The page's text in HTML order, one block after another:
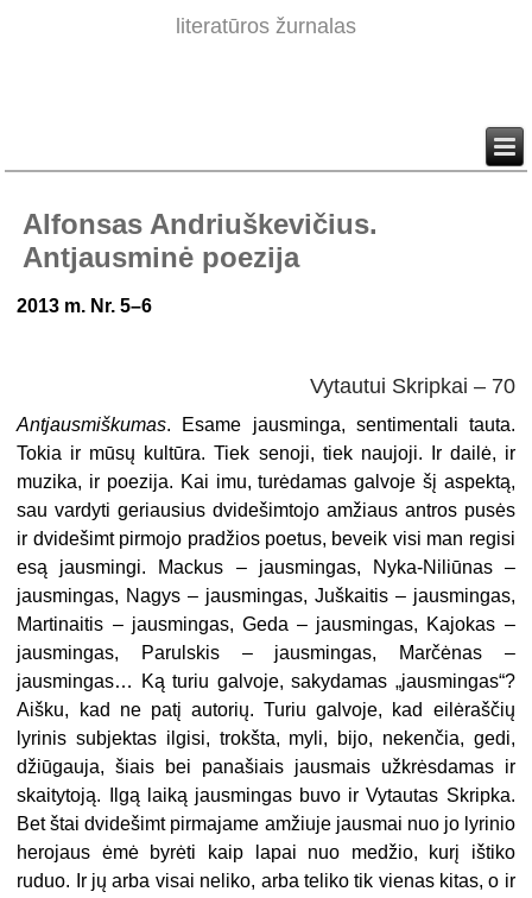
literatūros žurnalas
Alfonsas Andriuškevičius.
Antjausminė poezija
2013 m. Nr. 5–6
Vytautui Skripkai – 70
Antjausmiškumas. Esame jausminga, sentimentali tauta.
Tokia ir mūsų kultūra. Tiek senoji, tiek naujoji. Ir dailė, ir
muzika, ir poezija. Kai imu, turėdamas galvoje šį aspektą,
sau vardyti geriausius dvidešimtojo amžiaus antros pusės
ir dvidešimt pirmojo pradžios poetus, beveik visi man regisi
esą jausmingi. Mackus – jausmingas, Nyka-Niliūnas –
jausmingas, Nagys – jausmingas, Juškaitis – jausmingas,
Martinaitis – jausmingas, Geda – jausmingas, Kajokas –
jausmingas, Parulskis – jausmingas, Marčėnas –
jausmingas… Ką turiu galvoje, sakydamas „jausmingas“?
Aišku, kad ne patį autorių. Turiu galvoje, kad eilėraščių
lyrinis subjektas ilgisi, trokšta, myli, bijo, nekenčia, gedi,
džiūgauja, šiais bei panašiais jausmais užkrėsdamas ir
skaitytoją. Ilgą laiką jausmingas buvo ir Vytautas Skripka.
Bet štai dvidešimt pirmajame amžiuje jausmai nuo jo lyrinio
herojaus ėmė byrėti kaip lapai nuo medžio, kurį ištiko
ruduo. Ir jų arba visai neliko, arba teliko tik vienas kitas, o ir